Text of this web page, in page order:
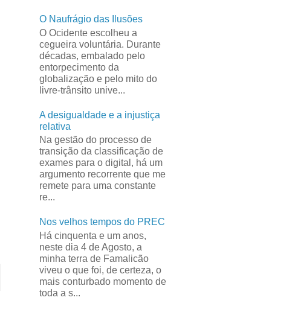
O Naufrágio das Ilusões
O Ocidente escolheu a
cegueira voluntária. Durante
décadas, embalado pelo
entorpecimento da
globalização e pelo mito do
livre-trânsito unive...
A desigualdade e a injustiça
relativa
Na gestão do processo de
transição da classificação de
exames para o digital, há um
argumento recorrente que me
remete para uma constante
re...
Nos velhos tempos do PREC
Há cinquenta e um anos,
neste dia 4 de Agosto, a
minha terra de Famalicão
viveu o que foi, de certeza, o
mais conturbado momento de
toda a s...